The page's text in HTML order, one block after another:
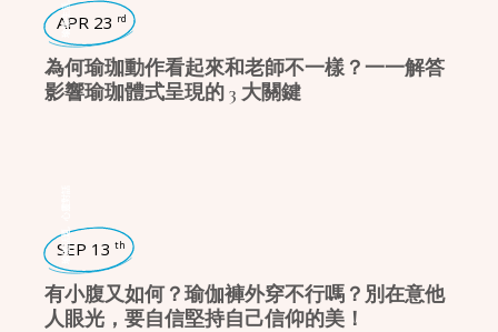
瑜珈生活
APR 23 rd
為何瑜珈動作看起來和老師不一樣？一一解答
影響瑜珈體式呈現的 3 大關鍵
瑜珈話題
SEP 13 th
有小腹又如何？瑜伽褲外穿不行嗎？別在意他
人眼光，要自信堅持自己信仰的美！